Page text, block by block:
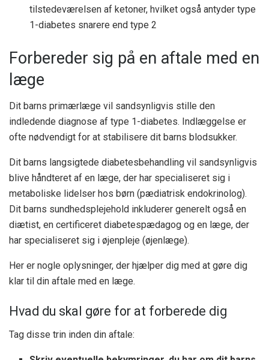
tilstedeværelsen af ​​ketoner, hvilket også antyder type
1-diabetes snarere end type 2
Forbereder sig på en aftale med en
læge
Dit barns primærlæge vil sandsynligvis stille den
indledende diagnose af type 1-diabetes. Indlæggelse er
ofte nødvendigt for at stabilisere dit barns blodsukker.
Dit barns langsigtede diabetesbehandling vil sandsynligvis
blive håndteret af en læge, der har specialiseret sig i
metaboliske lidelser hos børn (pædiatrisk endokrinolog).
Dit barns sundhedsplejehold inkluderer generelt også en
diætist, en certificeret diabetespædagog og en læge, der
har specialiseret sig i øjenpleje (øjenlæge).
Her er nogle oplysninger, der hjælper dig med at gøre dig
klar til din aftale med en læge.
Hvad du skal gøre for at forberede dig
Tag disse trin inden din aftale: